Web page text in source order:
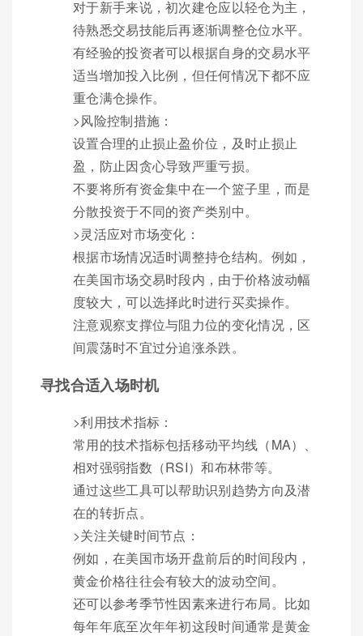
对于新手来说，初次建仓应以轻仓为主，
待熟悉交易技能后再逐渐调整仓位水平。
有经验的投资者可以根据自身的交易水平
适当增加投入比例，但任何情况下都不应
重仓满仓操作。
>风险控制措施：
设置合理的止损止盈价位，及时止损止
盈，防止因贪心导致严重亏损。
不要将所有资金集中在一个篮子里，而是
分散投资于不同的资产类别中。
>灵活应对市场变化：
根据市场情况适时调整持仓结构。例如，
在美国市场交易时段内，由于价格波动幅
度较大，可以选择此时进行买卖操作。
注意观察支撑位与阻力位的变化情况，区
间震荡时不宜过分追涨杀跌。
寻找合适入场时机
>利用技术指标：
常用的技术指标包括移动平均线（MA）、
相对强弱指数（RSI）和布林带等。
通过这些工具可以帮助识别趋势方向及潜
在的转折点。
>关注关键时间节点：
例如，在美国市场开盘前后的时间段内，
黄金价格往往会有较大的波动空间。
还可以参考季节性因素来进行布局。比如
每年年底至次年年初这段时间通常是黄金